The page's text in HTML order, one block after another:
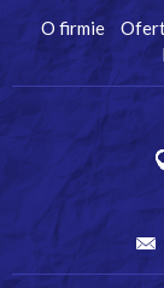
O firmie